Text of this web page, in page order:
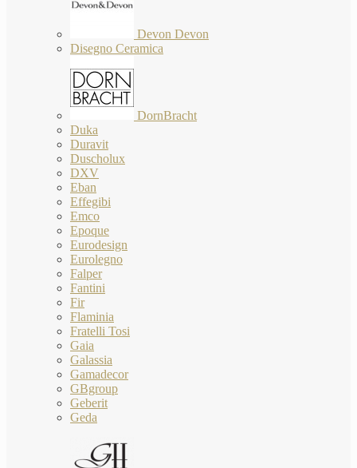
Devon Devon
Disegno Ceramica
DornBracht
Duka
Duravit
Duscholux
DXV
Eban
Effegibi
Emco
Epoque
Eurodesign
Eurolegno
Falper
Fantini
Fir
Flaminia
Fratelli Tosi
Gaia
Galassia
Gamadecor
GBgroup
Geberit
Geda